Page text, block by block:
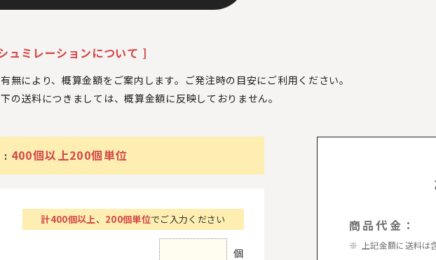
ュミレーションについて ]
無により、概算金額をご案内します。ご発注時の目安にご利用ください。
の送料につきましては、概算金額に反映しておりません。
: 400個以上200個単位
計400個以上、 200個単位でご入力ください
個
商品代金：
上記金額に送料は